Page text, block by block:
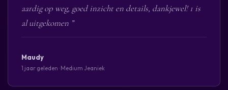
aardig op weg, goed inzicht en details, dankjewel! 1 is
al uitgekomen ”
Maudy
1 jaar geleden · Medium Jeaniek